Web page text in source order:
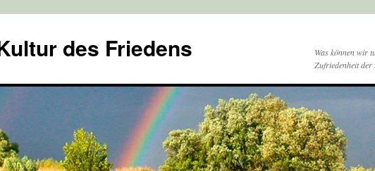
des Friedens
Was können wir
Zufriedenheit